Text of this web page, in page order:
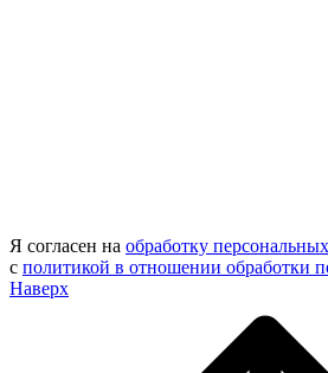
Я согласен на обработку
с политикой в отношении обработки
Наверх